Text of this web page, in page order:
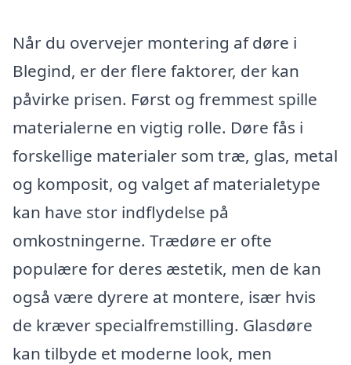
Når du overvejer montering af døre i
Blegind, er der flere faktorer, der kan
påvirke prisen. Først og fremmest spille
materialerne en vigtig rolle. Døre fås i
forskellige materialer som træ, glas, metal
og komposit, og valget af materialetype
kan have stor indflydelse på
omkostningerne. Trædøre er ofte
populære for deres æstetik, men de kan
også være dyrere at montere, især hvis
de kræver specialfremstilling. Glasdøre
kan tilbyde et moderne look, men